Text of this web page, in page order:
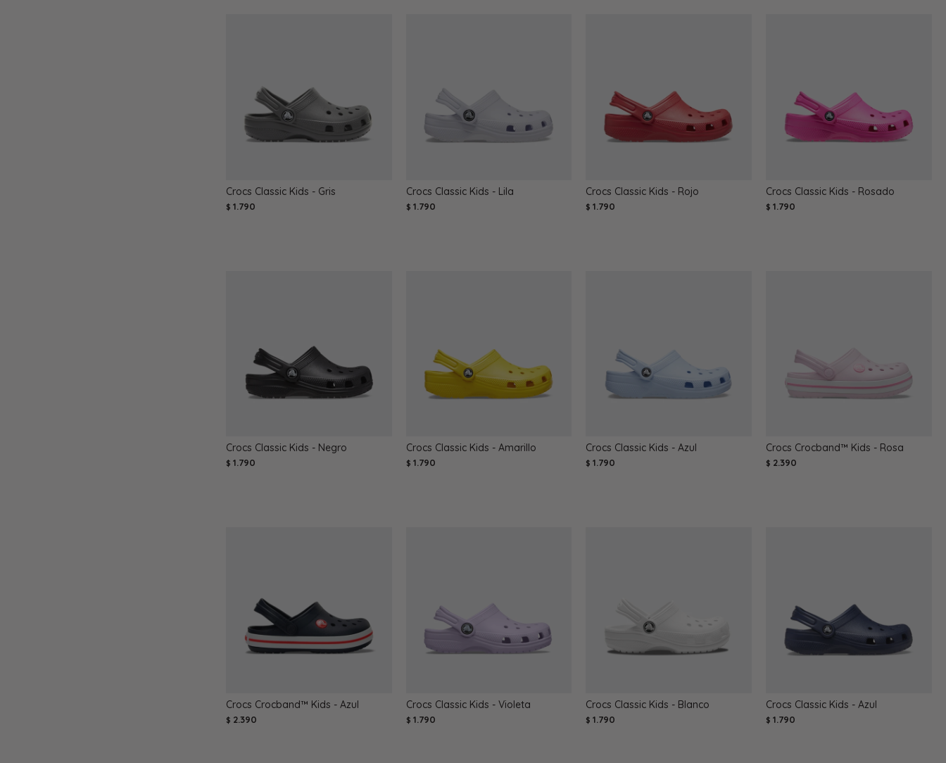
Crocs Classic Kids - Gris
$ 1.790
Crocs Classic Kids - Lila
$ 1.790
Crocs Classic Kids - Rojo
$ 1.790
Crocs Classic Kids - Rosado
$ 1.790
Crocs Classic Kids - Negro
$ 1.790
Crocs Classic Kids - Amarillo
$ 1.790
Crocs Classic Kids - Azul
$ 1.790
Crocs Crocband™ Kids - Rosa
$ 2.390
Crocs Crocband™ Kids - Azul
$ 2.390
Crocs Classic Kids - Violeta
$ 1.790
Crocs Classic Kids - Blanco
$ 1.790
Crocs Classic Kids - Azul
$ 1.790